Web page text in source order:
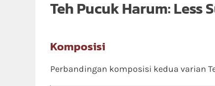
Teh Pucuk Harum: Less
Komposisi
Perbandingan komposisi kedua varian